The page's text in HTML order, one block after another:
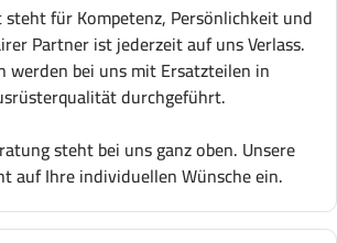
für Kompetenz, Persönlichkeit und
Partner ist jederzeit auf uns Verlass.
werden bei uns mit Ersatzteilen in
durchgeführt.
steht bei uns ganz oben. Unsere
auf Ihre individuellen Wünsche ein.